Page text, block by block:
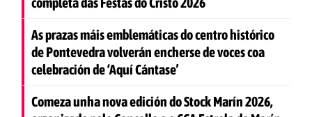
As prazas máis emblemáticas do centro histórico
de Pontevedra volverán encherse de voces coa
celebración de ‘Aquí Cántase’
Comeza unha nova edición do Stock Marín 2026,